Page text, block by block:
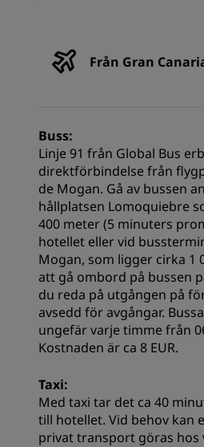
Från Gran
Buss:
Linje 91 från Global Bus
direktförbindelse från
de Mogan. Gå av bussen
hållplatsen Lomoquiebre
400 meter (5 minuters
hotellet eller vid
Mogan, som ligger cirka 1
att gå ombord på bussen
du reda på utgången på
avsedd för avgångar.
ungefär varje timme från
Kostnaden är ca 8 EUR.
Taxi:
Med taxi tar det ca 40
till hotellet. Vid behov kan
privat transport göras hos